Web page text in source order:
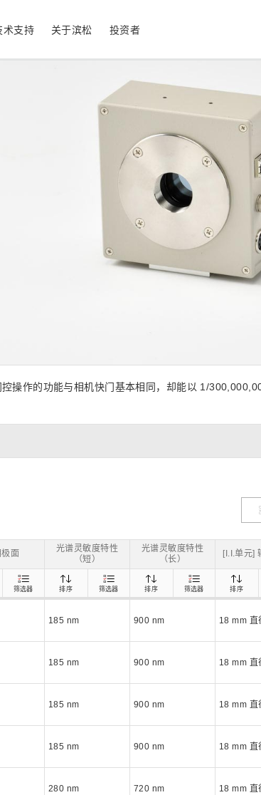
术支持 关于滨松 投资者
光电倍增管
光谱仪/光谱传
辐射和 X 射线传
工业设备
光通信
发光材料评估
符合 RoHS 的产品
业务领域
公司治理
操作的功能与相机快门基本相同，却能以 1/
185 nm 900 nm 18 mm 直
185 nm 900 nm 18 mm 直
185 nm 900 nm 18 mm 直
185 nm 900 nm 18 mm 直
280 nm 720 nm 18 mm 直
面
光谱灵敏度特性
（短）
光谱灵敏度特性
（长）
[I.I.单元]
筛选器 排序 筛选器 排序 筛选器 排序